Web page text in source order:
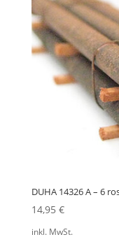
DUHA 14326 A – 6
14,95 €
inkl. MwSt.